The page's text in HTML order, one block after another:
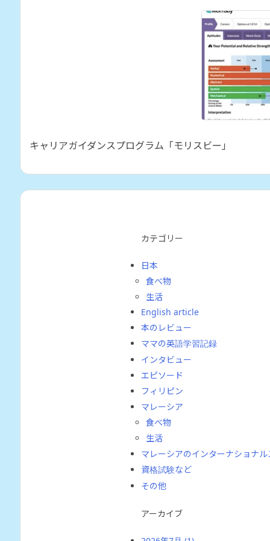
キャリアガイダンスプログラム「モリスビー」
カテゴリー
日本
食べ物
生活
English article
本のレビュー
ママの英語学習記録
インタビュー
エピソード
フィリピン
マレーシア
食べ物
生活
マレーシアのインターナショナ
資格試験など
その他
アーカイブ